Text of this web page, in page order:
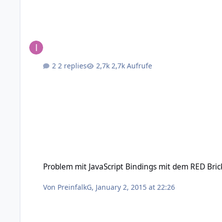
2 replies 2,7k Aufrufe
Problem mit JavaScript Bindings mit dem RED
Von PreinfalkG, January 2, 2015 at 22:26